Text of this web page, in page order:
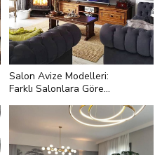
Salon Avize Modelleri:
Farklı Salonlara Göre
<p style="text-align:left;">Küçük
salondan kastımız orta büyüklükte
tek avize ile kolayca
aydınlatılabilecek bir alan. Haliyle